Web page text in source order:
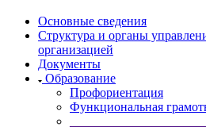
Основные сведения
Структура и органы
организацией
Документы
Образование
Профориентация
Функциональная